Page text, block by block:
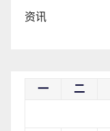
资讯
一 二